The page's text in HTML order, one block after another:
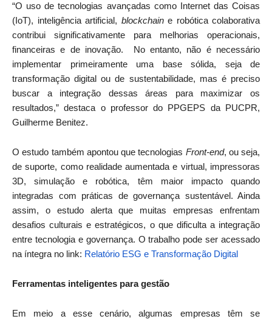
“O uso de tecnologias avançadas como Internet das Coisas
(IoT), inteligência artificial, blockchain e robótica colaborativa
contribui significativamente para melhorias operacionais,
financeiras e de inovação. No entanto, não é necessário
implementar primeiramente uma base sólida, seja de
transformação digital ou de sustentabilidade, mas é preciso
buscar a integração dessas áreas para maximizar os
resultados,” destaca o professor do PPGEPS da PUCPR,
Guilherme Benitez.
O estudo também apontou que tecnologias Front-end, ou seja,
de suporte, como realidade aumentada e virtual, impressoras
3D, simulação e robótica, têm maior impacto quando
integradas com práticas de governança sustentável. Ainda
assim, o estudo alerta que muitas empresas enfrentam
desafios culturais e estratégicos, o que dificulta a integração
entre tecnologia e governança. O trabalho pode ser acessado
na íntegra no link: Relatório ESG e Transformação Digital
Ferramentas inteligentes para gestão
Em meio a esse cenário, algumas empresas têm se